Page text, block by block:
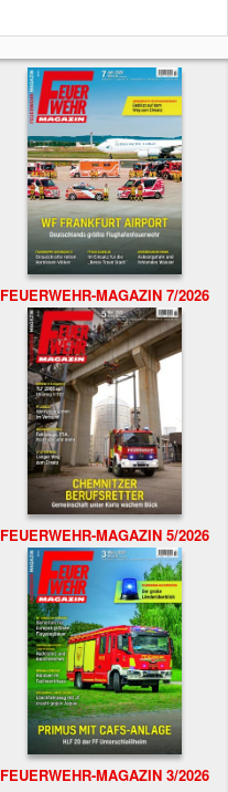
FEUERWEHR-MAGAZIN 7/2026
FEUERWEHR-MAGAZIN 5/2026
FEUERWEHR-MAGAZIN 3/2026